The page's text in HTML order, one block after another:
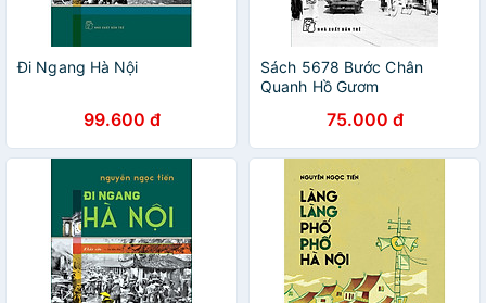
Đi Ngang Hà Nội
99.600 đ
Sách 5678 Bước Chân
Quanh Hồ Gươm
75.000 đ